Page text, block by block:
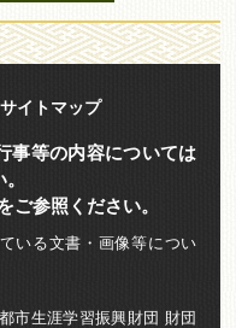
サイトマップ
事等の内容については
ご参照ください。
いる文書・画像等につい
市生涯学習振興財団 財団